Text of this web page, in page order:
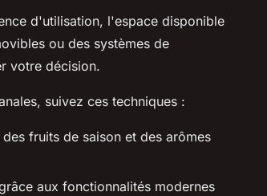
d'utilisation, l'espace disponible
ou des systèmes de
votre décision.
suivez ces techniques :
fruits de saison et des arômes
aux fonctionnalités modernes